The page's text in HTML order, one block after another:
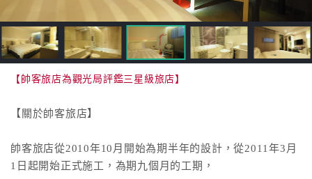
跟
飯
店
訂
HOT
特
色
【帥客旅店為觀光局評鑑三星級旅店】
【關於帥客旅店】
帥客旅店從2010年10月開始為期半年的設計，從2011年3月
1日起開始正式施工，為期九個月的工期，